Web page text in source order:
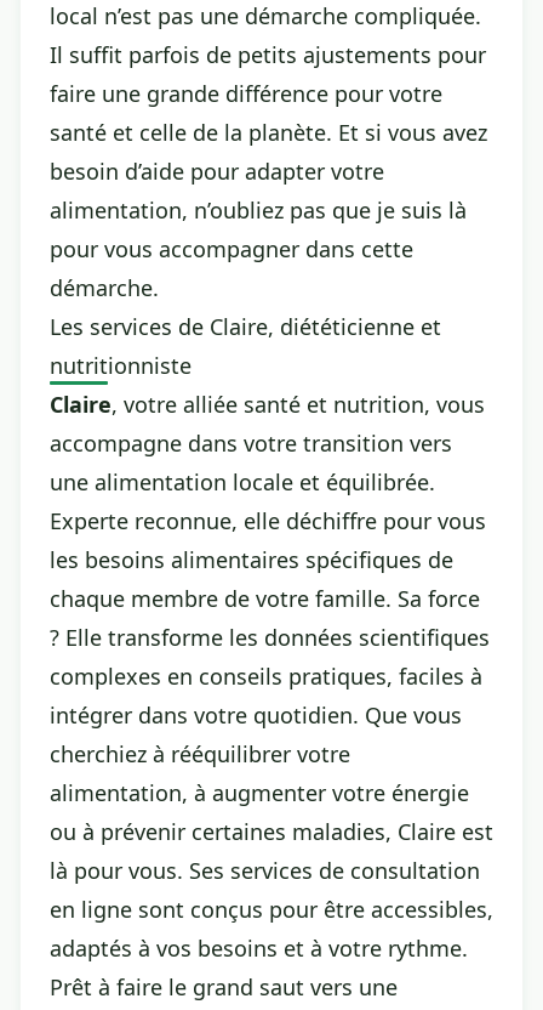
local n’est pas une démarche compliquée.
Il suffit parfois de petits ajustements pour
faire une grande différence pour votre
santé et celle de la planète. Et si vous avez
besoin d’aide pour adapter votre
alimentation, n’oubliez pas que je suis là
pour vous accompagner dans cette
démarche.
Les services de Claire, diététicienne et
nutritionniste
Claire, votre alliée santé et nutrition, vous
accompagne dans votre transition vers
une alimentation locale et équilibrée.
Experte reconnue, elle déchiffre pour vous
les besoins alimentaires spécifiques de
chaque membre de votre famille. Sa force
? Elle transforme les données scientifiques
complexes en conseils pratiques, faciles à
intégrer dans votre quotidien. Que vous
cherchiez à rééquilibrer votre
alimentation, à augmenter votre énergie
ou à prévenir certaines maladies, Claire est
là pour vous. Ses services de consultation
en ligne sont conçus pour être accessibles,
adaptés à vos besoins et à votre rythme.
Prêt à faire le grand saut vers une